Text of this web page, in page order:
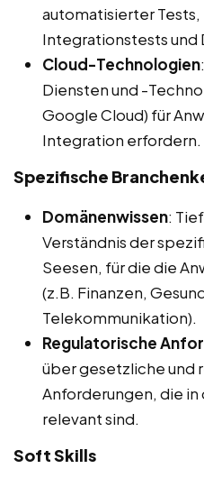
automatisierter
Integrationstests
Cloud-Technologien
Diensten und -
Google Cloud) für
Integration erfordern.
Spezifische
Domänenwissen:
Verständnis der
Seesen, für die die
(z.B. Finanzen,
Telekommunikation).
Regulatorische
über gesetzliche und
Anforderungen, die
relevant sind.
Soft Skills